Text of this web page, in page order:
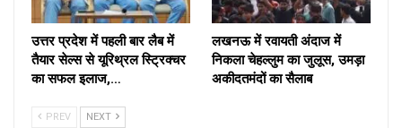
उत्तर प्रदेश में पहली बार लैब में
तैयार सेल्स से यूरिथ्रल स्ट्रिक्चर
का सफल इलाज,…
लखनऊ में रवायती अंदाज में
निकला चेहल्लुम का जुलूस, उमड़ा
अकीदतमंदों का सैलाब
PREV NEXT